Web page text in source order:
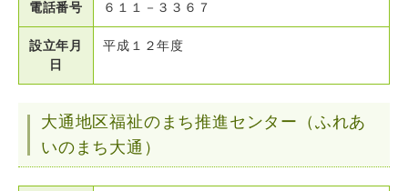
電話番号 ６１１－３３６７
設立年月
日
平成１２年度
大通地区福祉のまち推進センター（ふれあ
いのまち大通）